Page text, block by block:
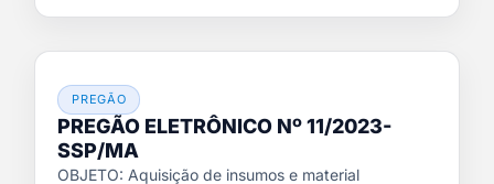
PREGÃO
PREGÃO ELETRÔNICO Nº 11/2023-
SSP/MA
OBJETO: Aquisição de insumos e material